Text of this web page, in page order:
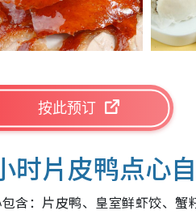
按此预订
时片皮鸭点心
含：片皮鸭、皇室鲜虾饺、